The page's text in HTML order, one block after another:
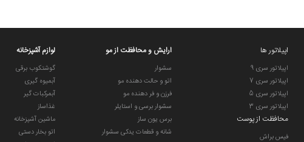
اپیلاتور ها
اپیلاتور سری 9
اپیلاتور سری 7
اپیلاتور سری 5
اپیلاتور سری 3
محافظت از پوست
فیس براش
ارایش و محافظت از مو
سشوار
اتو و حالت دهنده مو
فرزن و فر دهنده مو
سشوار برسی و استایلر
برس یون ساز
شانه و قطعات یدکی سشوار
لوازم آشپزخانه
گوشتکوب برقی
آبمیوه گیری
آبمرکبات گیر
غذاساز
ماشین آشپزخانه
اتو بخار دستی